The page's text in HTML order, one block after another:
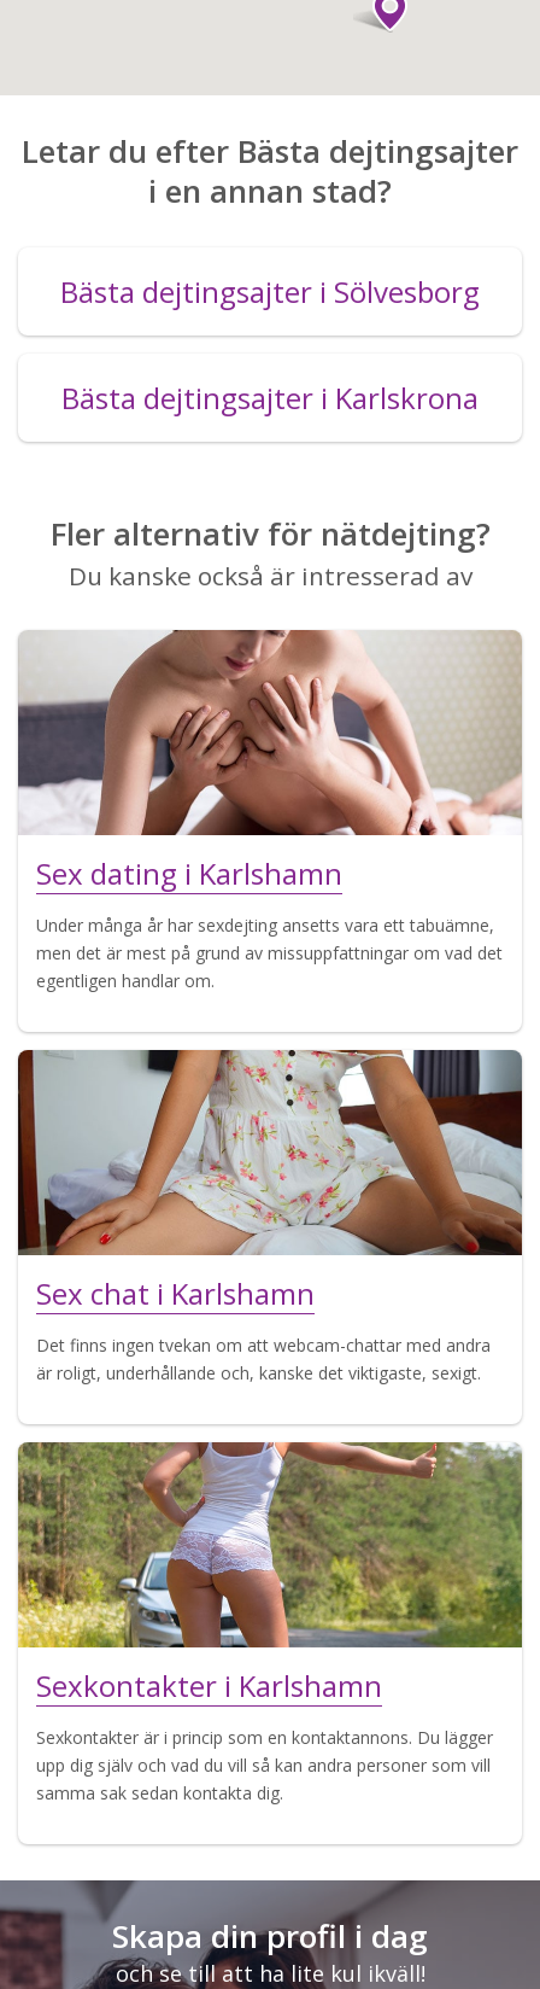
Letar du efter Bästa dejtingsajter
i en annan stad?
Bästa dejtingsajter i Sölvesborg
Bästa dejtingsajter i Karlskrona
Fler alternativ för nätdejting?
Du kanske också är intresserad av
Sex dating i Karlshamn
Under många år har sexdejting ansetts vara ett tabuämne,
men det är mest på grund av missuppfattningar om vad det
egentligen handlar om.
Sex chat i Karlshamn
Det finns ingen tvekan om att webcam-chattar med andra
är roligt, underhållande och, kanske det viktigaste, sexigt.
Sexkontakter i Karlshamn
Sexkontakter är i princip som en kontaktannons. Du lägger
upp dig själv och vad du vill så kan andra personer som vill
samma sak sedan kontakta dig.
Skapa din profil i dag
och se till att ha lite kul ikväll!